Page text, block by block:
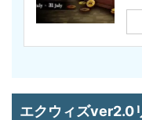
エクウィズver2.0